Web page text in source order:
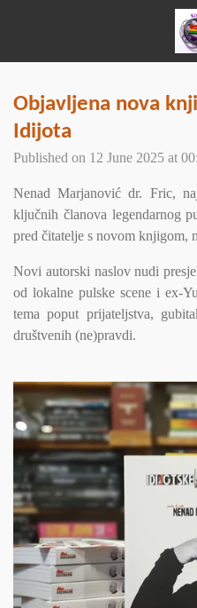
main
Objavljena nova
Idijota
Published on 12 June 2025 at
Nenad Marjanović dr. Fric,
ključnih članova legendarnog
pred čitatelje s novom knjigom,
Novi autorski naslov nudi
od lokalne pulske scene i ex-
tema poput prijateljstva,
društvenih (ne)pravdi.